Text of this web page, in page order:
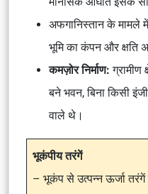
अफगानिस्तान के मामले
भूमि का कंपन और क्षति
कमज़ोर निर्माण:ग्रामीण
बने भवन, बिना किसी
वाले थे।
भूकंपीय तरंगें
– भूकंप से उत्पन्न ऊर्जा तरंगें